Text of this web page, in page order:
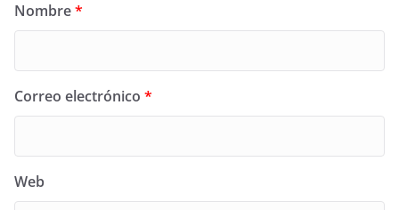
Nombre*
Correo electrónico *
Web